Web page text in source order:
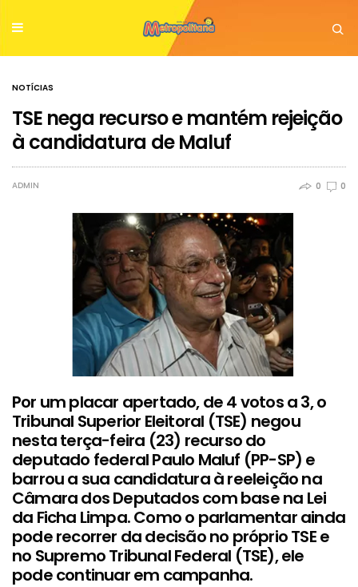
NOTÍCIAS
TSE nega recurso e mantém rejeição
à candidatura de Maluf
ADMIN 0 0
Por um placar apertado, de 4 votos a 3, o
Tribunal Superior Eleitoral (TSE) negou
nesta terça-feira (23) recurso do
deputado federal Paulo Maluf (PP-SP) e
barrou a sua candidatura à reeleição na
Câmara dos Deputados com base na Lei
da Ficha Limpa. Como o parlamentar ainda
pode recorrer da decisão no próprio TSE e
no Supremo Tribunal Federal (TSE), ele
pode continuar em campanha.